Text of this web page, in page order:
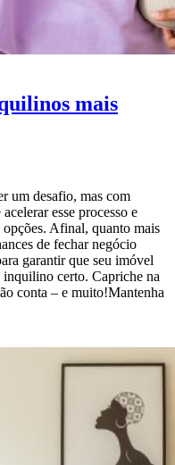
mais
um desafio, mas com
esse processo e
opções. Afinal, quanto mais
de fechar negócio
garantir que seu imóvel
inquilino certo. Capriche na
conta – e muito!Mantenha